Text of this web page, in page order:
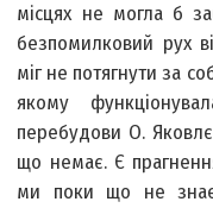
місцях не могла б
безпомилковий рух
міг не потягнути за
якому
перебудови О.
що немає. Є
ми поки що не